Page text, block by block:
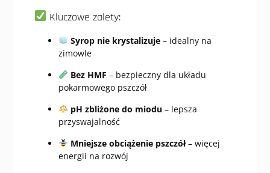
Kluczowe zalety:
Syrop nie krystalizuje– idealny na
zimowle
Bez HMF – bezpieczny dla układu
pokarmowego pszczół
pH zbliżone do miodu– lepsza
przyswajalność
Mniejsze obciążenie pszczół– więcej
energii na rozwój